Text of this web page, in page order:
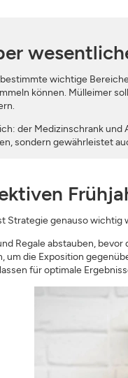
wichtige
können. Mülleimer
der Medizinschrank
sondern gewährleistet
Strategie genauso wichtig
Regale abstauben, bevor
um die Exposition
für optimale